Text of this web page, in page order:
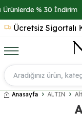
% 30 İndirim •
Ücretsiz Sigortalı
Anasayfa ALTIN